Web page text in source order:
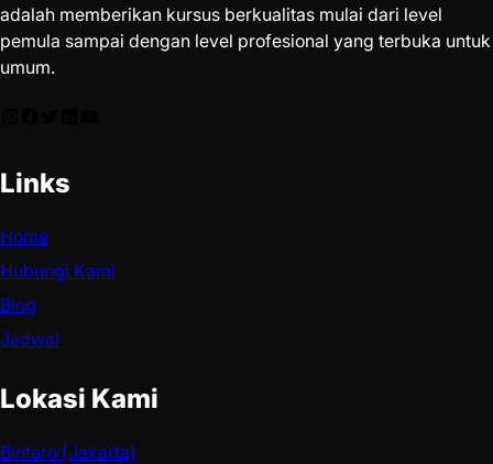
adalah memberikan kursus berkualitas mulai dari level
pemula sampai dengan level profesional yang terbuka untuk
umum.
Links
Home
Hubungi Kami
Blog
Jadwal
Lokasi Kami
Bintaro (Jakarta)